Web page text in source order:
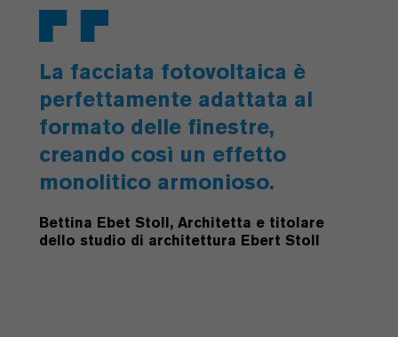
La facciata fotovoltaica è
perfettamente adattata al
formato delle finestre,
creando così un effetto
monolitico armonioso.
Bettina Ebet Stoll, Architetta e titolare
dello studio di architettura Ebert Stoll